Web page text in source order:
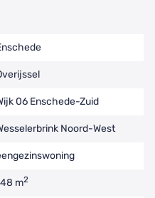
06 Enschede-Zuid
Noord-West
m2